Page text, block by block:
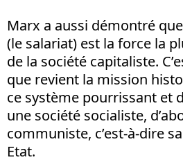
Marx a aussi démontré
(le salariat) est la force la
de la société capitaliste.
que revient la mission
ce système pourrissant et
une société socialiste,
communiste, c’est-à-dire
Etat.